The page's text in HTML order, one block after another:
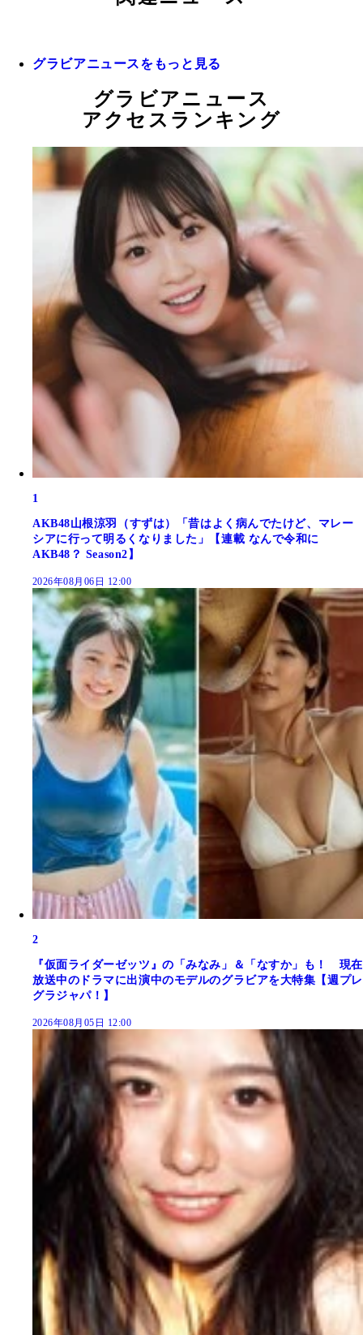
グラビアニュースをもっと見る
グラビアニュース
アクセスランキング
1
AKB48山根涼羽（すずは）「昔はよく病んでたけど、マレー
シアに行って明るくなりました」【連載 なんで令和に
AKB48？ Season2】
2026年08月06日 12:00
2
『仮面ライダーゼッツ』の「みなみ」＆「なすか」も！ 現在
放送中のドラマに出演中のモデルのグラビアを大特集【週プレ
グラジャパ！】
2026年08月05日 12:00